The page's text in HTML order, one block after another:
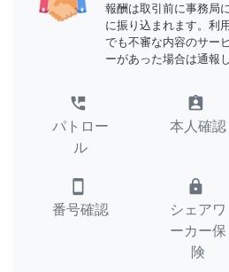
報酬は取引前に事務局
に振り込まれます。利
でも不審な内容のサー
ーがあった場合は通報
perm_phone_msg
パトロー
ル
assignment_ind
本人確認
smartphone
番号確認
lock
シェアワ
ーカー保
険